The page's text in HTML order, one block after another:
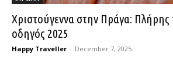
Χριστούγεννα στην Πράγα: Πλήρης
οδηγός 2025
Happy Traveller - December 7, 2025